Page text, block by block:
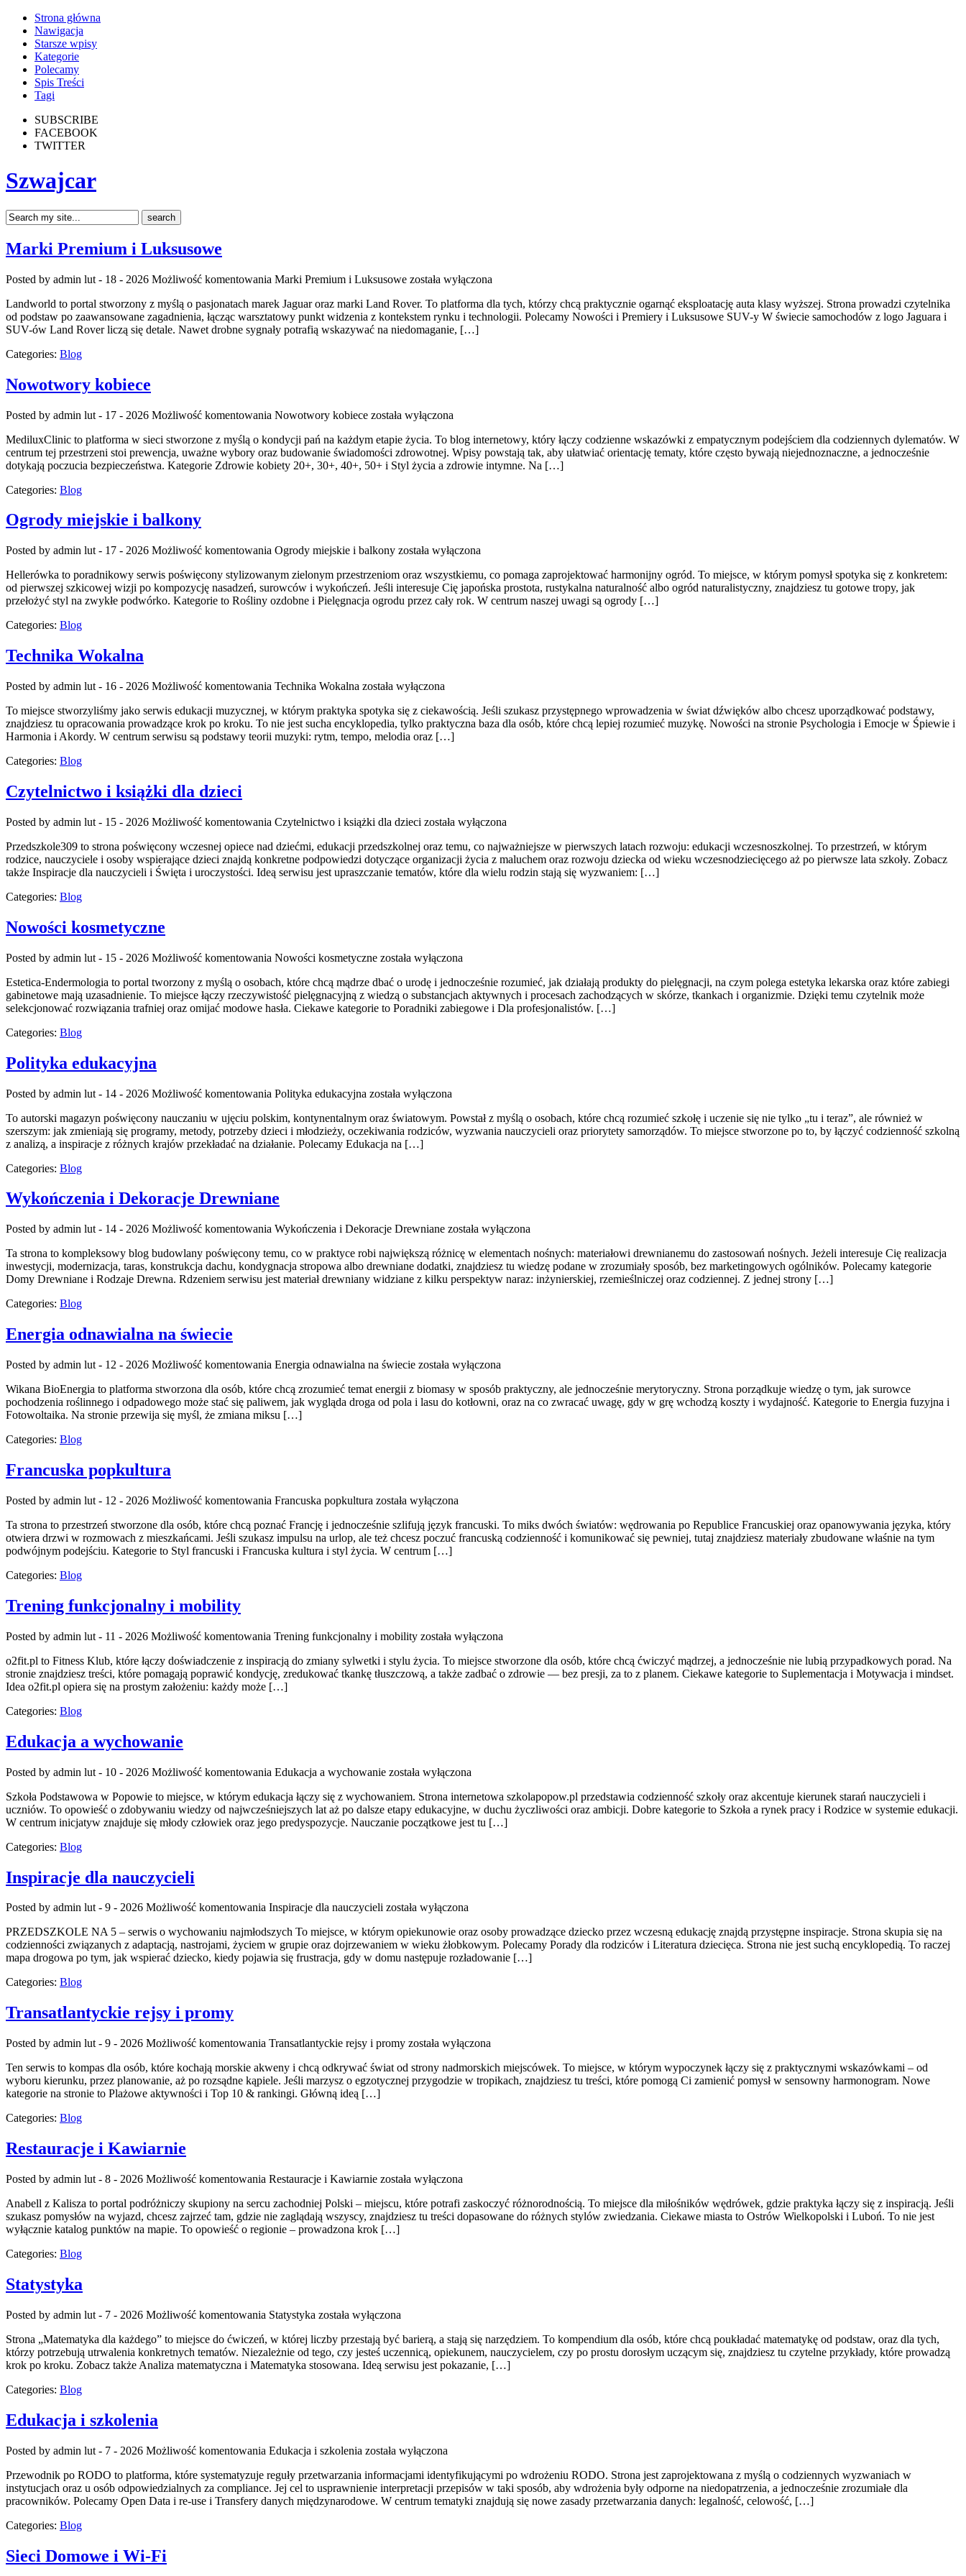
Strona główna
Nawigacja
Starsze wpisy
Kategorie
Polecamy
Spis Treści
Tagi
SUBSCRIBE
FACEBOOK
TWITTER
Szwajcar
Marki Premium i Luksusowe
Posted by admin lut - 18 - 2026 Możliwość komentowania Marki Premium i Luksusowe została wyłączona
Landworld to portal stworzony z myślą o pasjonatach marek Jaguar oraz marki Land Rover. To platforma dla tych, którzy chcą praktycznie ogarnąć eksploatację auta klasy wyższej. Strona prowadzi czytelnika
od podstaw po zaawansowane zagadnienia, łącząc warsztatowy punkt widzenia z kontekstem rynku i technologii. Polecamy Nowości i Premiery i Luksusowe SUV-y W świecie samochodów z logo Jaguara i
SUV-ów Land Rover liczą się detale. Nawet drobne sygnały potrafią wskazywać na niedomaganie, […]
Categories: Blog
Nowotwory kobiece
Posted by admin lut - 17 - 2026 Możliwość komentowania Nowotwory kobiece została wyłączona
MediluxClinic to platforma w sieci stworzone z myślą o kondycji pań na każdym etapie życia. To blog internetowy, który łączy codzienne wskazówki z empatycznym podejściem dla codziennych dylematów. W
centrum tej przestrzeni stoi prewencja, uważne wybory oraz budowanie świadomości zdrowotnej. Wpisy powstają tak, aby ułatwiać orientację tematy, które często bywają niejednoznaczne, a jednocześnie
dotykają poczucia bezpieczeństwa. Kategorie Zdrowie kobiety 20+, 30+, 40+, 50+ i Styl życia a zdrowie intymne. Na […]
Categories: Blog
Ogrody miejskie i balkony
Posted by admin lut - 17 - 2026 Możliwość komentowania Ogrody miejskie i balkony została wyłączona
Hellerówka to poradnikowy serwis poświęcony stylizowanym zielonym przestrzeniom oraz wszystkiemu, co pomaga zaprojektować harmonijny ogród. To miejsce, w którym pomysł spotyka się z konkretem:
od pierwszej szkicowej wizji po kompozycję nasadzeń, surowców i wykończeń. Jeśli interesuje Cię japońska prostota, rustykalna naturalność albo ogród naturalistyczny, znajdziesz tu gotowe tropy, jak
przełożyć styl na zwykłe podwórko. Kategorie to Rośliny ozdobne i Pielęgnacja ogrodu przez cały rok. W centrum naszej uwagi są ogrody […]
Categories: Blog
Technika Wokalna
Posted by admin lut - 16 - 2026 Możliwość komentowania Technika Wokalna została wyłączona
To miejsce stworzyliśmy jako serwis edukacji muzycznej, w którym praktyka spotyka się z ciekawością. Jeśli szukasz przystępnego wprowadzenia w świat dźwięków albo chcesz uporządkować podstawy,
znajdziesz tu opracowania prowadzące krok po kroku. To nie jest sucha encyklopedia, tylko praktyczna baza dla osób, które chcą lepiej rozumieć muzykę. Nowości na stronie Psychologia i Emocje w Śpiewie i
Harmonia i Akordy. W centrum serwisu są podstawy teorii muzyki: rytm, tempo, melodia oraz […]
Categories: Blog
Czytelnictwo i książki dla dzieci
Posted by admin lut - 15 - 2026 Możliwość komentowania Czytelnictwo i książki dla dzieci została wyłączona
Przedszkole309 to strona poświęcony wczesnej opiece nad dziećmi, edukacji przedszkolnej oraz temu, co najważniejsze w pierwszych latach rozwoju: edukacji wczesnoszkolnej. To przestrzeń, w którym
rodzice, nauczyciele i osoby wspierające dzieci znajdą konkretne podpowiedzi dotyczące organizacji życia z maluchem oraz rozwoju dziecka od wieku wczesnodziecięcego aż po pierwsze lata szkoły. Zobacz
także Inspiracje dla nauczycieli i Święta i uroczystości. Ideą serwisu jest upraszczanie tematów, które dla wielu rodzin stają się wyzwaniem: […]
Categories: Blog
Nowości kosmetyczne
Posted by admin lut - 15 - 2026 Możliwość komentowania Nowości kosmetyczne została wyłączona
Estetica-Endermologia to portal tworzony z myślą o osobach, które chcą mądrze dbać o urodę i jednocześnie rozumieć, jak działają produkty do pielęgnacji, na czym polega estetyka lekarska oraz które zabiegi
gabinetowe mają uzasadnienie. To miejsce łączy rzeczywistość pielęgnacyjną z wiedzą o substancjach aktywnych i procesach zachodzących w skórze, tkankach i organizmie. Dzięki temu czytelnik może
selekcjonować rozwiązania trafniej oraz omijać modowe hasła. Ciekawe kategorie to Poradniki zabiegowe i Dla profesjonalistów. […]
Categories: Blog
Polityka edukacyjna
Posted by admin lut - 14 - 2026 Możliwość komentowania Polityka edukacyjna została wyłączona
To autorski magazyn poświęcony nauczaniu w ujęciu polskim, kontynentalnym oraz światowym. Powstał z myślą o osobach, które chcą rozumieć szkołę i uczenie się nie tylko „tu i teraz”, ale również w
szerszym: jak zmieniają się programy, metody, potrzeby dzieci i młodzieży, oczekiwania rodziców, wyzwania nauczycieli oraz priorytety samorządów. To miejsce stworzone po to, by łączyć codzienność szkolną
z analizą, a inspiracje z różnych krajów przekładać na działanie. Polecamy Edukacja na […]
Categories: Blog
Wykończenia i Dekoracje Drewniane
Posted by admin lut - 14 - 2026 Możliwość komentowania Wykończenia i Dekoracje Drewniane została wyłączona
Ta strona to kompleksowy blog budowlany poświęcony temu, co w praktyce robi największą różnicę w elementach nośnych: materiałowi drewnianemu do zastosowań nośnych. Jeżeli interesuje Cię realizacja
inwestycji, modernizacja, taras, konstrukcja dachu, kondygnacja stropowa albo drewniane dodatki, znajdziesz tu wiedzę podane w zrozumiały sposób, bez marketingowych ogólników. Polecamy kategorie
Domy Drewniane i Rodzaje Drewna. Rdzeniem serwisu jest materiał drewniany widziane z kilku perspektyw naraz: inżynierskiej, rzemieślniczej oraz codziennej. Z jednej strony […]
Categories: Blog
Energia odnawialna na świecie
Posted by admin lut - 12 - 2026 Możliwość komentowania Energia odnawialna na świecie została wyłączona
Wikana BioEnergia to platforma stworzona dla osób, które chcą zrozumieć temat energii z biomasy w sposób praktyczny, ale jednocześnie merytoryczny. Strona porządkuje wiedzę o tym, jak surowce
pochodzenia roślinnego i odpadowego może stać się paliwem, jak wygląda droga od pola i lasu do kotłowni, oraz na co zwracać uwagę, gdy w grę wchodzą koszty i wydajność. Kategorie to Energia fuzyjna i
Fotowoltaika. Na stronie przewija się myśl, że zmiana miksu […]
Categories: Blog
Francuska popkultura
Posted by admin lut - 12 - 2026 Możliwość komentowania Francuska popkultura została wyłączona
Ta strona to przestrzeń stworzone dla osób, które chcą poznać Francję i jednocześnie szlifują język francuski. To miks dwóch światów: wędrowania po Republice Francuskiej oraz opanowywania języka, który
otwiera drzwi w rozmowach z mieszkańcami. Jeśli szukasz impulsu na urlop, ale też chcesz poczuć francuską codzienność i komunikować się pewniej, tutaj znajdziesz materiały zbudowane właśnie na tym
podwójnym podejściu. Kategorie to Styl francuski i Francuska kultura i styl życia. W centrum […]
Categories: Blog
Trening funkcjonalny i mobility
Posted by admin lut - 11 - 2026 Możliwość komentowania Trening funkcjonalny i mobility została wyłączona
o2fit.pl to Fitness Klub, które łączy doświadczenie z inspiracją do zmiany sylwetki i stylu życia. To miejsce stworzone dla osób, które chcą ćwiczyć mądrzej, a jednocześnie nie lubią przypadkowych porad. Na
stronie znajdziesz treści, które pomagają poprawić kondycję, zredukować tkankę tłuszczową, a także zadbać o zdrowie — bez presji, za to z planem. Ciekawe kategorie to Suplementacja i Motywacja i mindset.
Idea o2fit.pl opiera się na prostym założeniu: każdy może […]
Categories: Blog
Edukacja a wychowanie
Posted by admin lut - 10 - 2026 Możliwość komentowania Edukacja a wychowanie została wyłączona
Szkoła Podstawowa w Popowie to miejsce, w którym edukacja łączy się z wychowaniem. Strona internetowa szkolapopow.pl przedstawia codzienność szkoły oraz akcentuje kierunek starań nauczycieli i
uczniów. To opowieść o zdobywaniu wiedzy od najwcześniejszych lat aż po dalsze etapy edukacyjne, w duchu życzliwości oraz ambicji. Dobre kategorie to Szkoła a rynek pracy i Rodzice w systemie edukacji.
W centrum inicjatyw znajduje się młody człowiek oraz jego predyspozycje. Nauczanie początkowe jest tu […]
Categories: Blog
Inspiracje dla nauczycieli
Posted by admin lut - 9 - 2026 Możliwość komentowania Inspiracje dla nauczycieli została wyłączona
PRZEDSZKOLE NA 5 – serwis o wychowaniu najmłodszych To miejsce, w którym opiekunowie oraz osoby prowadzące dziecko przez wczesną edukację znajdą przystępne inspiracje. Strona skupia się na
codzienności związanych z adaptacją, nastrojami, życiem w grupie oraz dojrzewaniem w wieku żłobkowym. Polecamy Porady dla rodziców i Literatura dziecięca. Strona nie jest suchą encyklopedią. To raczej
mapa drogowa po tym, jak wspierać dziecko, kiedy pojawia się frustracja, gdy w domu następuje rozładowanie […]
Categories: Blog
Transatlantyckie rejsy i promy
Posted by admin lut - 9 - 2026 Możliwość komentowania Transatlantyckie rejsy i promy została wyłączona
Ten serwis to kompas dla osób, które kochają morskie akweny i chcą odkrywać świat od strony nadmorskich miejscówek. To miejsce, w którym wypoczynek łączy się z praktycznymi wskazówkami – od
wyboru kierunku, przez planowanie, aż po rozsądne kąpiele. Jeśli marzysz o egzotycznej przygodzie w tropikach, znajdziesz tu treści, które pomogą Ci zamienić pomysł w sensowny harmonogram. Nowe
kategorie na stronie to Plażowe aktywności i Top 10 & rankingi. Główną ideą […]
Categories: Blog
Restauracje i Kawiarnie
Posted by admin lut - 8 - 2026 Możliwość komentowania Restauracje i Kawiarnie została wyłączona
Anabell z Kalisza to portal podróżniczy skupiony na sercu zachodniej Polski – miejscu, które potrafi zaskoczyć różnorodnością. To miejsce dla miłośników wędrówek, gdzie praktyka łączy się z inspiracją. Jeśli
szukasz pomysłów na wyjazd, chcesz zajrzeć tam, gdzie nie zaglądają wszyscy, znajdziesz tu treści dopasowane do różnych stylów zwiedzania. Ciekawe miasta to Ostrów Wielkopolski i Luboń. To nie jest
wyłącznie katalog punktów na mapie. To opowieść o regionie – prowadzona krok […]
Categories: Blog
Statystyka
Posted by admin lut - 7 - 2026 Możliwość komentowania Statystyka została wyłączona
Strona „Matematyka dla każdego” to miejsce do ćwiczeń, w której liczby przestają być barierą, a stają się narzędziem. To kompendium dla osób, które chcą poukładać matematykę od podstaw, oraz dla tych,
którzy potrzebują utrwalenia konkretnych tematów. Niezależnie od tego, czy jesteś uczennicą, opiekunem, nauczycielem, czy po prostu dorosłym uczącym się, znajdziesz tu czytelne przykłady, które prowadzą
krok po kroku. Zobacz także Analiza matematyczna i Matematyka stosowana. Ideą serwisu jest pokazanie, […]
Categories: Blog
Edukacja i szkolenia
Posted by admin lut - 7 - 2026 Możliwość komentowania Edukacja i szkolenia została wyłączona
Przewodnik po RODO to platforma, które systematyzuje reguły przetwarzania informacjami identyfikującymi po wdrożeniu RODO. Strona jest zaprojektowana z myślą o codziennych wyzwaniach w
instytucjach oraz u osób odpowiedzialnych za compliance. Jej cel to usprawnienie interpretacji przepisów w taki sposób, aby wdrożenia były odporne na niedopatrzenia, a jednocześnie zrozumiałe dla
pracowników. Polecamy Open Data i re-use i Transfery danych międzynarodowe. W centrum tematyki znajdują się nowe zasady przetwarzania danych: legalność, celowość, […]
Categories: Blog
Sieci Domowe i Wi-Fi